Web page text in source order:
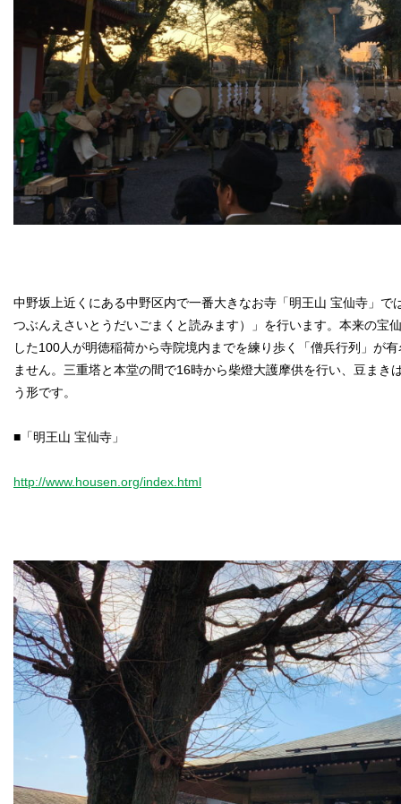
中野坂上近くにある中野区内で一番大きなお寺「明王山 宝仙寺」で
つぶんえさいとうだいごまくと読みます）」を行います。本来の宝
した100人が明徳稲荷から寺院境内までを練り歩く「僧兵行列」が
ません。三重塔と本堂の間で16時から柴燈大護摩供を行い、豆まき
う形です。
■「明王山 宝仙寺」
http://www.housen.org/index.html